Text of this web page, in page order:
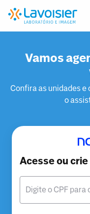
Vamos
Confira as unidades e
o
Acesse ou
Digite o CPF